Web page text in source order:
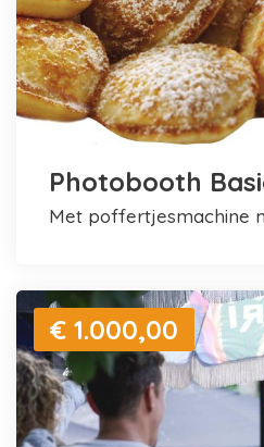
Photobooth
met poffertjesmachine
€ 1.000,00